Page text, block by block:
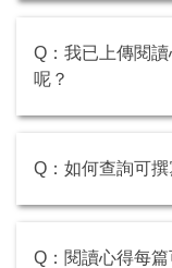
Q：我已上傳閱
呢？
Q：如何查詢可
Q：閱讀心得每篇